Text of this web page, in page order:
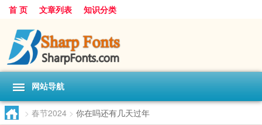
首 页 文章列表 知识分类
网站导航
> 春节2024 > 你在吗还有几天过年